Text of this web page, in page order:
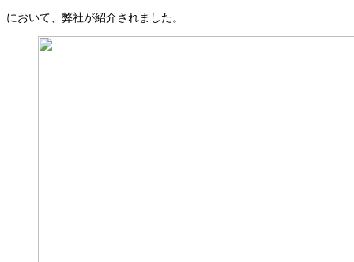
において、弊社が紹介されました。